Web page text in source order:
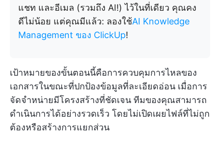
แชท และอีเมล (รวมถึง AI!) ไว้ในที่เดียว คุณคง
ดีไม่น้อย แต่คุณมีแล้ว: ลองใช้AI Knowledge
Management ของ ClickUp!
เป้าหมายของขั้นตอนนี้คือการควบคุมการไหลของ
เอกสารในขณะที่ปกป้องข้อมูลที่ละเอียดอ่อน เมื่อการ
จัดจำหน่ายมีโครงสร้างที่ชัดเจน ทีมของคุณสามารถ
ดำเนินการได้อย่างรวดเร็ว โดยไม่เปิดเผยไฟล์ที่ไม่ถูก
ต้องหรือสร้างการแยกส่วน